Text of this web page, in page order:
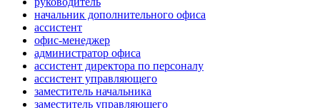
начальник дополнительного офиса
ассистент
офис-менеджер
администратор офиса
ассистент директора по персоналу
ассистент управляющего
заместитель начальника
заместитель управляющего